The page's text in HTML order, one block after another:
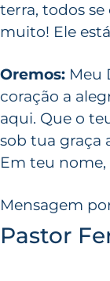
terra, todos se
muito! Ele
Oremos: Meu
coração a
aqui. Que o
sob tua graça
Em teu nome,
Mensagem
Pastor